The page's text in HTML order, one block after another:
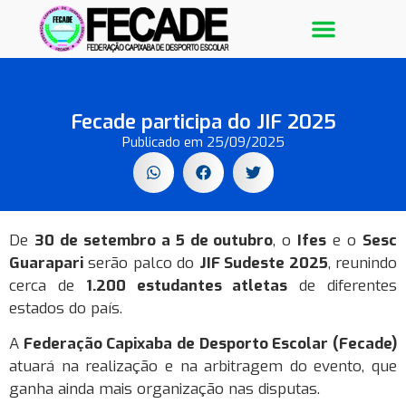
Fecade participa do JIF 2025
Publicado em 25/09/2025
De 30 de setembro a 5 de outubro, o Ifes e o Sesc
Guarapari serão palco do JIF Sudeste 2025, reunindo
cerca de 1.200 estudantes atletas de diferentes
estados do país.
A Federação Capixaba de Desporto Escolar (Fecade)
atuará na realização e na arbitragem do evento, que
ganha ainda mais organização nas disputas.